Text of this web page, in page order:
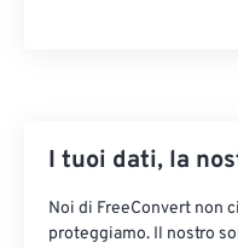
I tuoi dati, la
Noi di FreeConvert non
proteggiamo. Il nostro